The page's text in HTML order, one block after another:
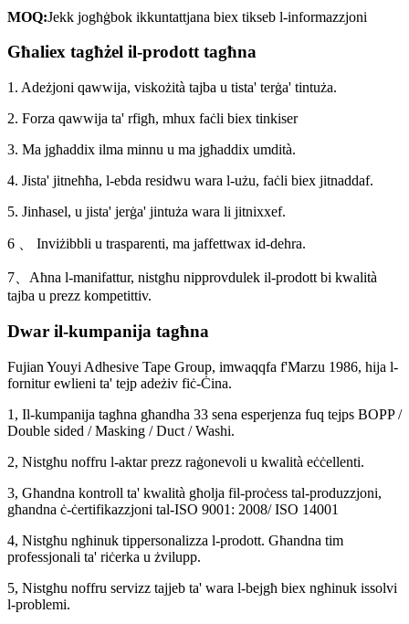
MOQ:Jekk jogħġbok ikkuntattjana biex tikseb l-informazzjoni
Għaliex tagħżel il-prodott tagħna
1. Adeżjoni qawwija, viskożità tajba u tista' terġa' tintuża.
2. Forza qawwija ta' rfigħ, mhux faċli biex tinkiser
3. Ma jgħaddix ilma minnu u ma jgħaddix umdità.
4. Jista' jitneħħa, l-ebda residwu wara l-użu, faċli biex jitnaddaf.
5. Jinħasel, u jista' jerġa' jintuża wara li jitnixxef.
6 、 Inviżibbli u trasparenti, ma jaffettwax id-dehra.
7、Aħna l-manifattur, nistgħu nipprovdulek il-prodott bi kwalità
tajba u prezz kompetittiv.
Dwar il-kumpanija tagħna
Fujian Youyi Adhesive Tape Group, imwaqqfa f'Marzu 1986, hija l-
fornitur ewlieni ta' tejp adeżiv fiċ-Ċina.
1, Il-kumpanija tagħna għandha 33 sena esperjenza fuq tejps BOPP /
Double sided / Masking / Duct / Washi.
2, Nistgħu noffru l-aktar prezz raġonevoli u kwalità eċċellenti.
3, Għandna kontroll ta' kwalità għolja fil-proċess tal-produzzjoni,
għandna ċ-ċertifikazzjoni tal-ISO 9001: 2008/ ISO 14001
4, Nistgħu ngħinuk tippersonalizza l-prodott. Għandna tim
professjonali ta' riċerka u żvilupp.
5, Nistgħu noffru servizz tajjeb ta' wara l-bejgħ biex ngħinuk issolvi
l-problemi.